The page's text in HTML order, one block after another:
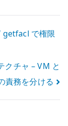
getfacl で権限
クチャ – VM と
責務を分ける